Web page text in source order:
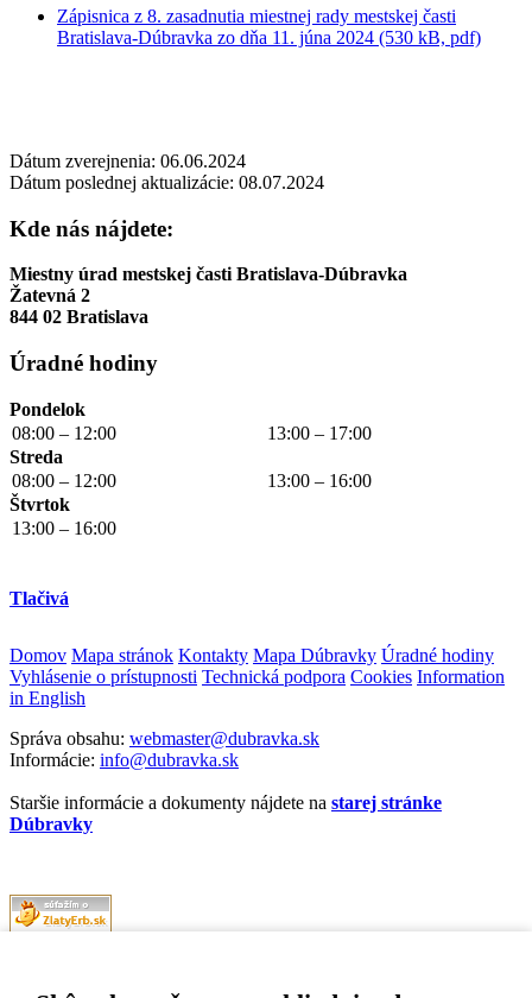
Zápisnica z 8. zasadnutia miestnej rady mestskej časti
Bratislava-Dúbravka zo dňa 11. júna 2024 (530 kB, pdf)
Dátum zverejnenia: 06.06.2024
Dátum poslednej aktualizácie: 08.07.2024
Kde nás nájdete:
Miestny úrad mestskej časti Bratislava-Dúbravka
Žatevná 2
844 02 Bratislava
Úradné hodiny
Pondelok
08:00 – 12:00
13:00 – 17:00
Streda
08:00 – 12:00
13:00 – 16:00
Štvrtok
13:00 – 16:00
Tlačivá
Domov Mapa stránok Kontakty Mapa Dúbravky Úradné hodiny
Vyhlásenie o prístupnosti Technická podpora Cookies Information
in English
Správa obsahu: webmaster@dubravka.sk
Informácie: info@dubravka.sk
Staršie informácie a dokumenty nájdete na starej stránke
Dúbravky